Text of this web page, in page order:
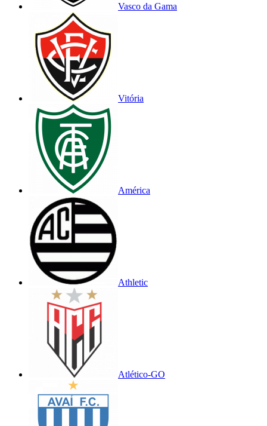
Vasco da Gama
Vitória
América
Athletic
Atlético-GO